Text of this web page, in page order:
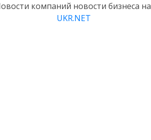
компаний новости бизнеса на
UKR.NET